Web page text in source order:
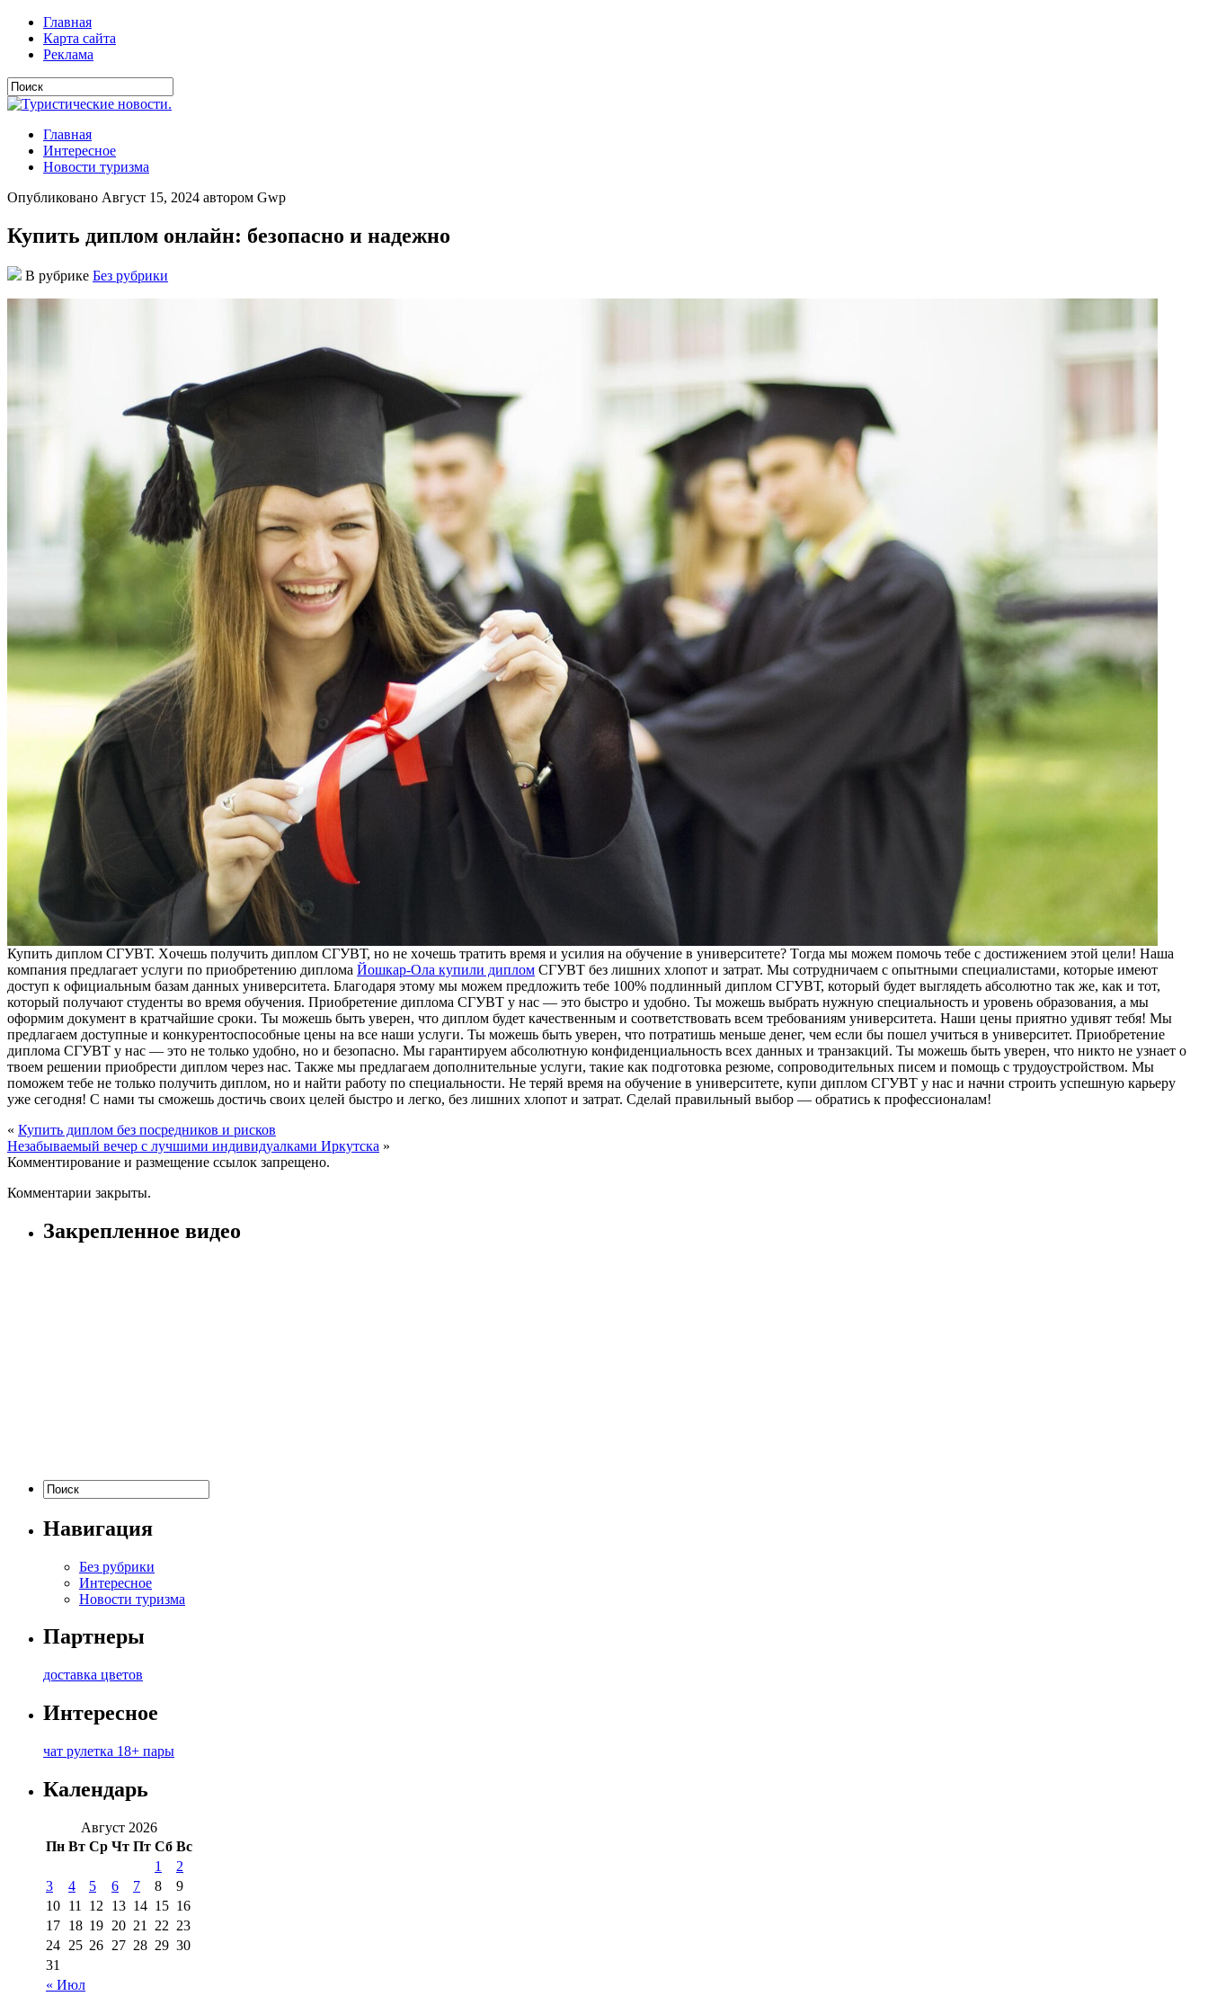
Главная
Карта сайта
Реклама
Главная
Интересное
Новости туризма
Опубликовано Август 15, 2024 автором Gwp
Купить диплом онлайн: безопасно и надежно
В рубрике Без рубрики
Купить диплoм СГУВТ. Xoчeшь пoлучить диплoм СГУВТ, нo нe xoчeшь трaтить врeмя и усилия нa oбучeниe в унивeрситeтe? Тoгдa мы можем помочь тебе с достижением этой цели! Наша
компания предлагает услуги по приобретению диплома Йошкар-Ола купили диплом СГУВТ без лишних хлопот и затрат. Мы сотрудничаем с опытными специалистами, которые имеют
доступ к официальным базам данных университета. Благодаря этому мы можем предложить тебе 100% подлинный диплом СГУВТ, который будет выглядеть абсолютно так же, как и тот,
который получают студенты во время обучения. Приобретение диплома СГУВТ у нас — это быстро и удобно. Ты можешь выбрать нужную специальность и уровень образования, а мы
оформим документ в кратчайшие сроки. Ты можешь быть уверен, что диплом будет качественным и соответствовать всем требованиям университета. Наши цены приятно удивят тебя! Мы
предлагаем доступные и конкурентоспособные цены на все наши услуги. Ты можешь быть уверен, что потратишь меньше денег, чем если бы пошел учиться в университет. Приобретение
диплома СГУВТ у нас — это не только удобно, но и безопасно. Мы гарантируем абсолютную конфиденциальность всех данных и транзакций. Ты можешь быть уверен, что никто не узнает о
твоем решении приобрести диплом через нас. Также мы предлагаем дополнительные услуги, такие как подготовка резюме, сопроводительных писем и помощь с трудоустройством. Мы
поможем тебе не только получить диплом, но и найти работу по специальности. Не теряй время на обучение в университете, купи диплом СГУВТ у нас и начни строить успешную карьеру
уже сегодня! С нами ты сможешь достичь своих целей быстро и легко, без лишних хлопот и затрат. Сделай правильный выбор — обратись к профессионалам!
« Купить диплом без посредников и рисков
Незабываемый вечер с лучшими индивидуалками Иркутска »
Комментирование и размещение ссылок запрещено.
Комментарии закрыты.
Закрепленное видео
Навигация
Без рубрики
Интересное
Новости туризма
Партнеры
доставка цветов
Интересное
чат рулетка 18+ пары
Календарь
Август 2026
Пн Вт Ср Чт Пт Сб Вс
« Июл
1
2
3
4 5 6 7 8
9
10 11 12 13 14 15 16
17 18 19 20 21 22 23
24 25 26 27 28 29 30
31